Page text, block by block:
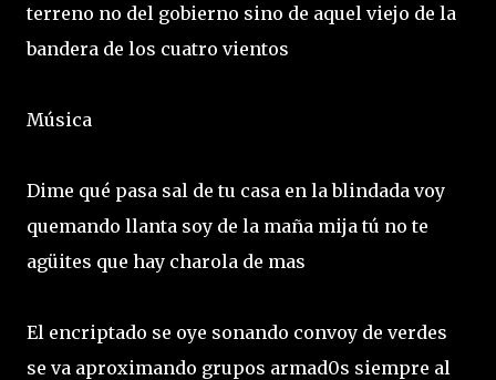
terreno no del gobierno sino de aquel viejo de la
bandera de los cuatro vientos
Música
Dime qué pasa sal de tu casa en la blindada voy
quemando llanta soy de la maña mija tú no te
agüites que hay charola de mas
El encriptado se oye sonando convoy de verdes
se va aproximando grupos armad0s siempre al